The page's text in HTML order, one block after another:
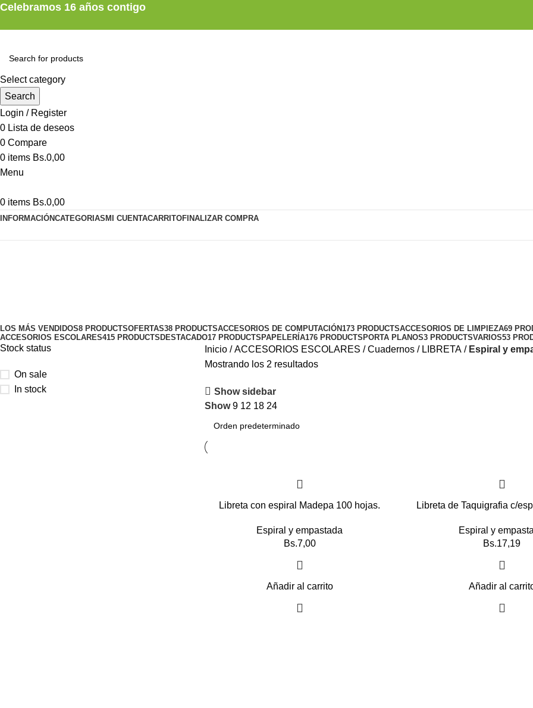
Celebramos 16 años contigo
Select category
Search
Login / Register
0 Lista de deseos
0 Compare
0 items Bs.0,00
Menu
0 items Bs.0,00
INFORMACIÓNCATEGORIAS MI CUENTACARRITOFINALIZAR COMPRA
LOS MÁS VENDIDOS8 PRODUCTSOFERTAS38 PRODUCTSACCESORIOS DE COMPUTACIÓN173 PRODUCTSACCESORIOS DE LIMPIEZA69
ACCESORIOS ESCOLARES415 PRODUCTS DESTACADO17 PRODUCTS PAPELERÍA176 PRODUCTS PORTA PLANOS3 PRODUCTSVARIOS53
Stock status
On sale
In stock
Inicio ACCESORIOS ESCOLARES Cuadernos LIBRETA
Espiral y
Mostrando los 2 resultados
Show sidebar
Show9 12 18 24
Libreta con espiral Madepa 100 hojas.
Espiral y empastada
Bs.7,00
Añadir al carrito
Libreta de Taquigrafia c/
Espiral y
Bs.17,19
Añadir al